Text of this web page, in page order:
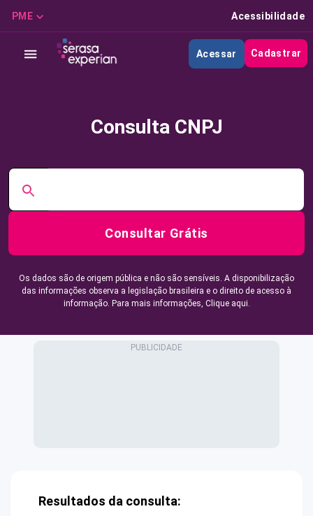
PME Acessibilidade
Acessar Cadastrar
Consulta CNPJ
Consultar Grátis
Os dados são de origem pública e não são sensíveis. A disponibilização
das informações observa a legislação brasileira e o direito de acesso à
informação. Para mais informações, Clique aqui.
Resultados da consulta: